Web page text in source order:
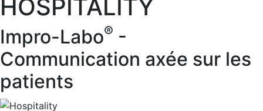
HOSPITALITY
Impro-Labo® -
Communication axée sur les
patients